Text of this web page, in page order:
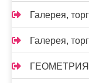
Галерея,
Галерея,
ГЕОМЕТРИЯ,